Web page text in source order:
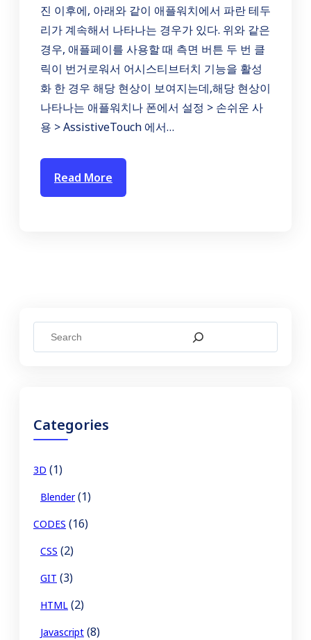
진 이후에, 아래와 같이 애플워치에서 파란 테두
리가 계속해서 나타나는 경우가 있다. 위와 같은
경우, 애플페이를 사용할 때 측면 버튼 두 번 클
릭이 번거로워서 어시스티브터치 기능을 활성
화 한 경우 해당 현상이 보여지는데,해당 현상이
나타나는 애플워치나 폰에서 설정 > 손쉬운 사
용 > AssistiveTouch 에서…
Read More
e
h
Categories
3D (1)
Blender(1)
CODES (16)
CSS (2)
GIT (3)
HTML (2)
Javascript (8)